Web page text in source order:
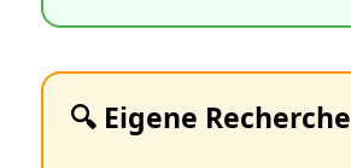
🔍 Eigene Recherche